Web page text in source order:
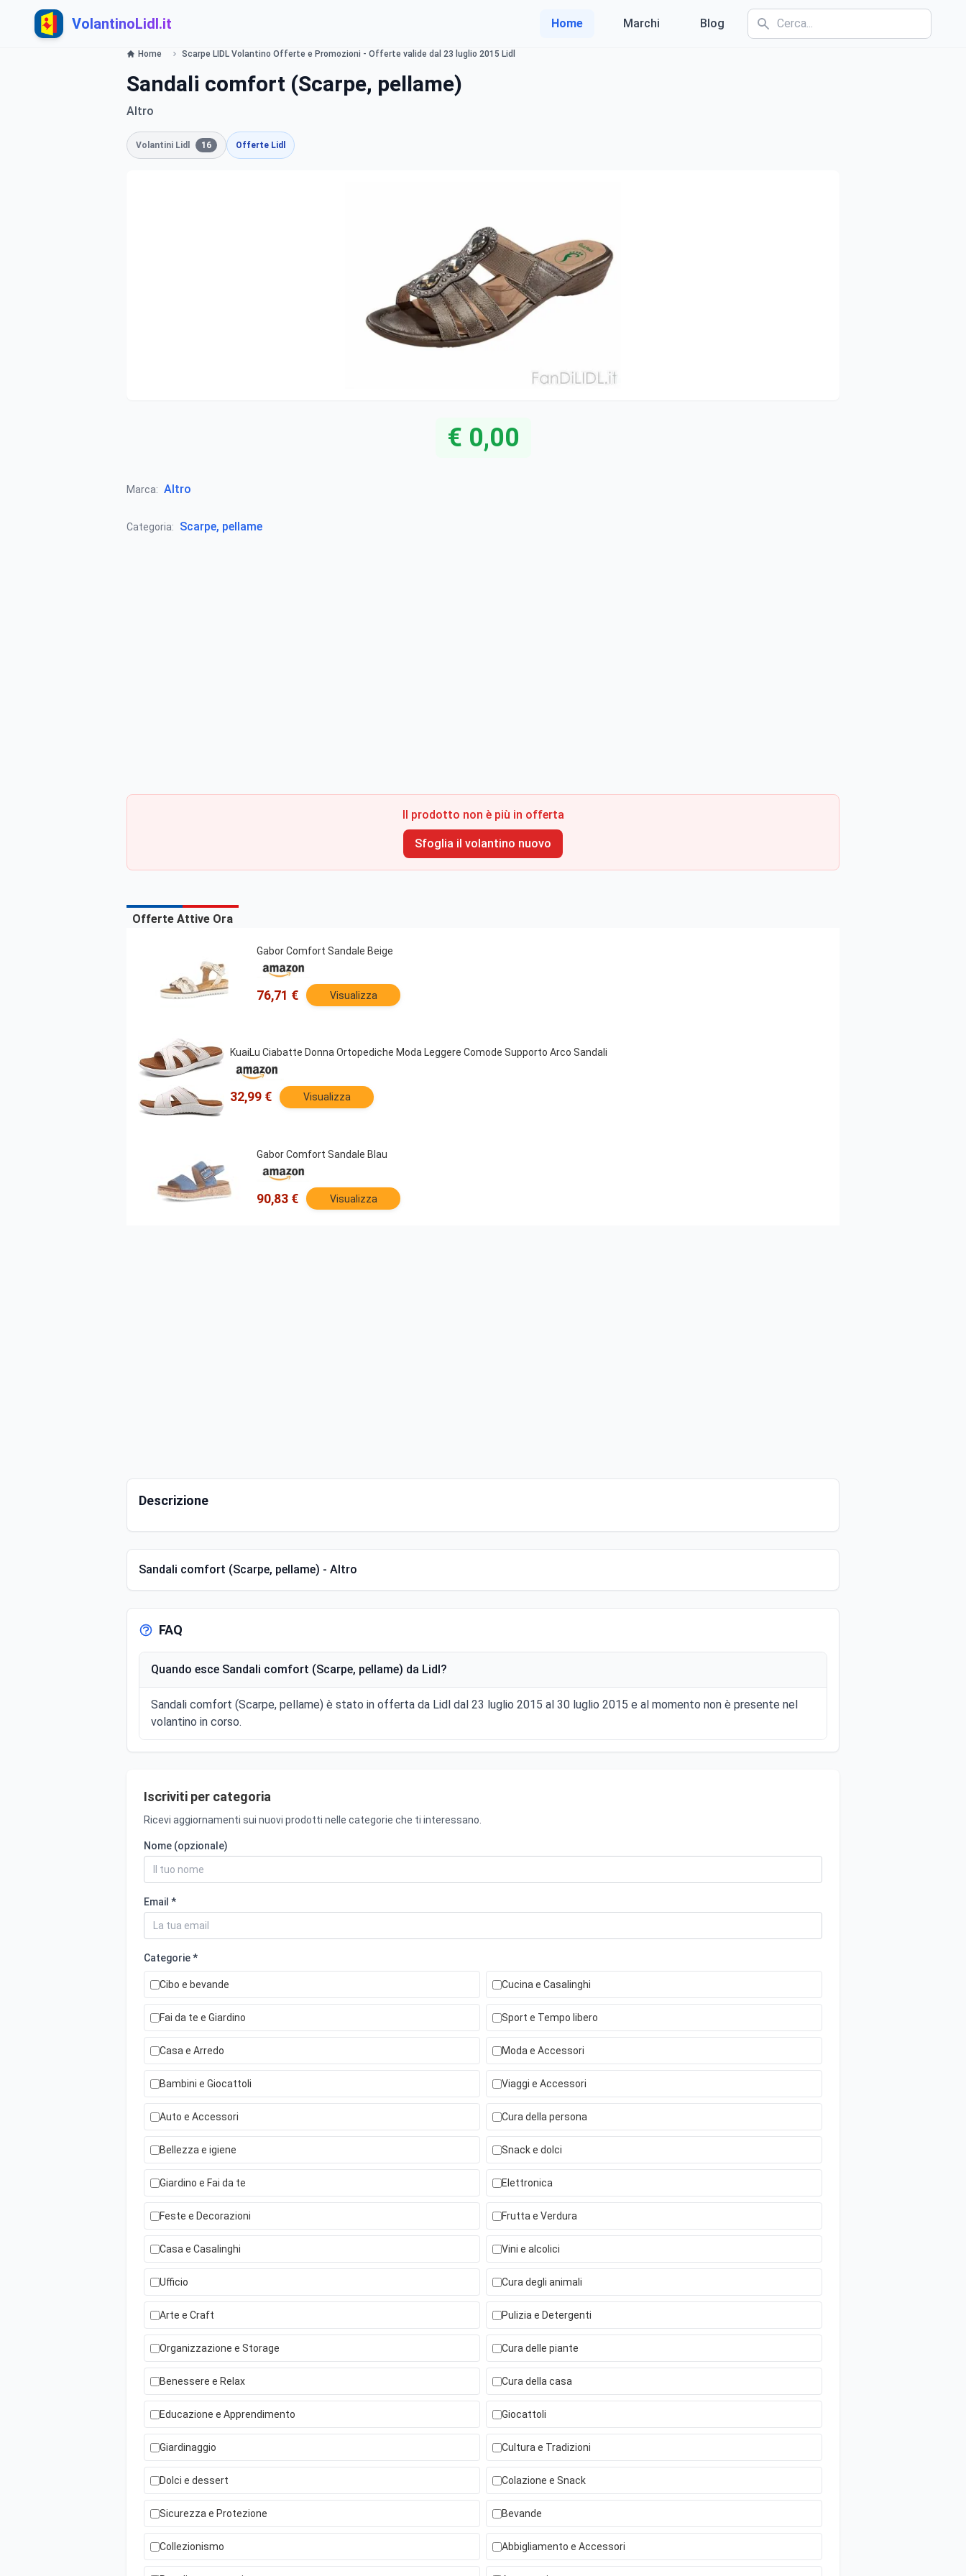
VolantinoLidl.it Home Marchi Blog
Home Scarpe LIDL Volantino Offerte e Promozioni - Offerte valide dal 23 luglio 2015 Lidl
Sandali comfort (Scarpe, pellame)
Altro
Volantini Lidl 16 Offerte Lidl
€ 0,00
Marca: Altro
Categoria: Scarpe, pellame
Il prodotto non è più in offerta
Sfoglia il volantino nuovo
Offerte Attive Ora
Gabor Comfort Sandale Beige
76,71 € Visualizza
KuaiLu Ciabatte Donna Ortopediche Moda Leggere Comode Supporto Arco Sandali
32,99 € Visualizza
Gabor Comfort Sandale Blau
90,83 € Visualizza
Descrizione
Sandali comfort (Scarpe, pellame) - Altro
FAQ
Quando esce Sandali comfort (Scarpe, pellame) da Lidl?
Sandali comfort (Scarpe, pellame) è stato in offerta da Lidl dal 23 luglio 2015 al 30 luglio 2015 e al momento non è presente nel
volantino in corso.
Iscriviti per categoria
Ricevi aggiornamenti sui nuovi prodotti nelle categorie che ti interessano.
Nome (opzionale)
Email *
Categorie *
Cibo e bevande Cucina e Casalinghi
Fai da te e Giardino Sport e Tempo libero
Casa e Arredo Moda e Accessori
Bambini e Giocattoli Viaggi e Accessori
Auto e Accessori Cura della persona
Bellezza e igiene Snack e dolci
Giardino e Fai da te Elettronica
Feste e Decorazioni Frutta e Verdura
Casa e Casalinghi Vini e alcolici
Ufficio Cura degli animali
Arte e Craft Pulizia e Detergenti
Organizzazione e Storage Cura delle piante
Benessere e Relax Cura della casa
Educazione e Apprendimento Giocattoli
Giardinaggio Cultura e Tradizioni
Dolci e dessert Colazione e Snack
Sicurezza e Protezione Bevande
Collezionismo Abbigliamento e Accessori